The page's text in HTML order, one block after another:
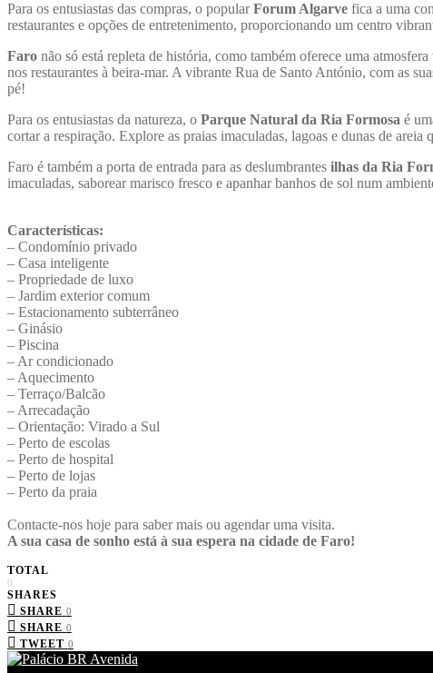
Para os entusiastas das compras, o popularForum Algarve fica a uma
restaurantes e opções de entretenimento, proporcionando um centro
Faro não só está repleta de história, como também oferece uma
nos restaurantes à beira-mar. A vibrante Rua de Santo António, com as
pé!
Para os entusiastas da natureza, o Parque Natural da Ria Formosa é
cortar a respiração. Explore as praias imaculadas, lagoas e dunas de areia
Faro é também a porta de entrada para as deslumbrantes ilhas da Ria
imaculadas, saborear marisco fresco e apanhar banhos de sol num
Características:
– Condomínio privado
– Casa inteligente
– Propriedade de luxo
– Jardim exterior comum
– Estacionamento subterrâneo
– Ginásio
– Piscina
– Ar condicionado
– Aquecimento
– Terraço/Balcão
– Arrecadação
– Orientação: Virado a Sul
– Perto de escolas
– Perto de hospital
– Perto de lojas
– Perto da praia
Contacte-nos hoje para saber mais ou agendar uma visita.
A sua casa de sonho está à sua espera na cidade de Faro!
TOTAL
0
SHARES
SHARE 0
SHARE 0
TWEET 0